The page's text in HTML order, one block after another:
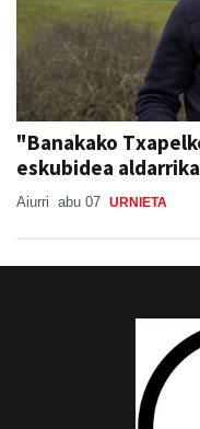
"Banakako
eskubidea
Aiurri abu 07 URNIETA